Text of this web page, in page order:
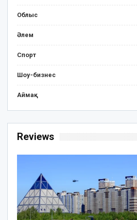
Облыс
Әлем
Спорт
Шоу-бизнес
Аймақ
Reviews